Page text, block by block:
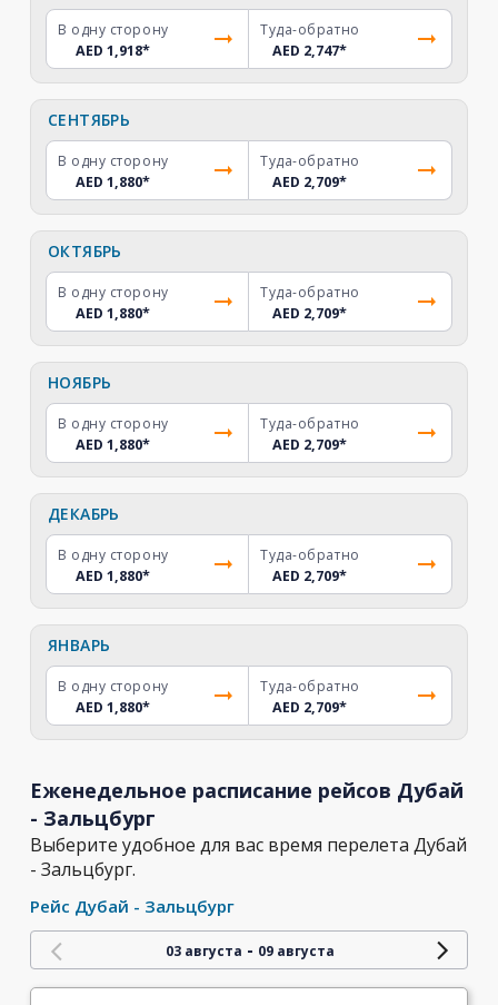
В одну сторону
AED 1,918*
Туда-обратно
AED 2,747*
СЕНТЯБРЬ
В одну сторону
AED 1,880*
Туда-обратно
AED 2,709*
ОКТЯБРЬ
В одну сторону
AED 1,880*
Туда-обратно
AED 2,709*
НОЯБРЬ
В одну сторону
AED 1,880*
Туда-обратно
AED 2,709*
ДЕКАБРЬ
В одну сторону
AED 1,880*
Туда-обратно
AED 2,709*
ЯНВАРЬ
В одну сторону
AED 1,880*
Туда-обратно
AED 2,709*
Еженедельное расписание рейсов Дубай
- Зальцбург
Выберите удобное для вас время перелета Дубай
- Зальцбург.
Рейс Дубай - Зальцбург
03 августа - 09 августа